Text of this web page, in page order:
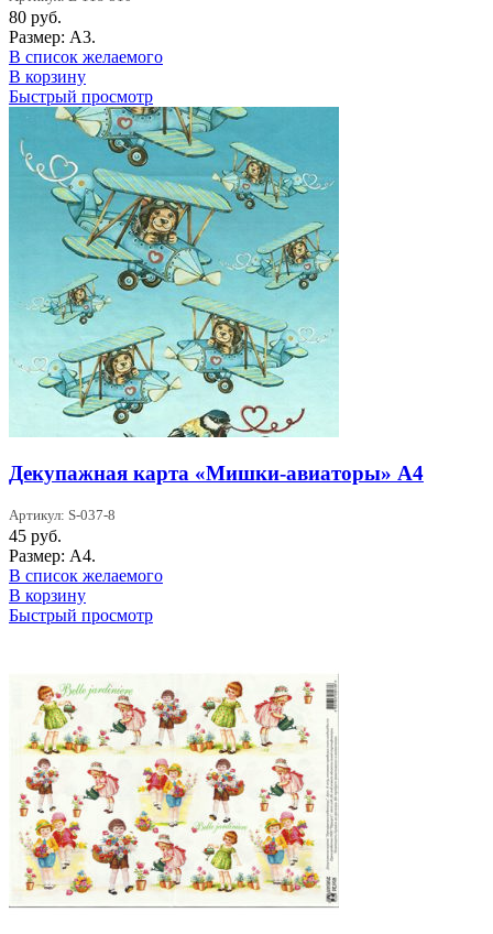
80 руб.
Размер: А3.
В список желаемого
В корзину
Быстрый просмотр
Декупажная карта «Мишки-авиаторы» А4
Артикул: S-037-8
45 руб.
Размер: А4.
В список желаемого
В корзину
Быстрый просмотр